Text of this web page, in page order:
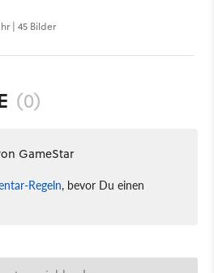
| 45 Bilder
(0)
GameStar
Regeln, bevor Du einen